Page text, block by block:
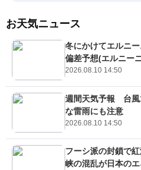
お天気ニュース
冬にかけてエルニ
偏差予想(エルニー
2026.08.10 14:50
週間天気予報 台
な雷雨にも注意
2026.08.10 14:50
フーシ派の封鎖で
峡の混乱が日本の